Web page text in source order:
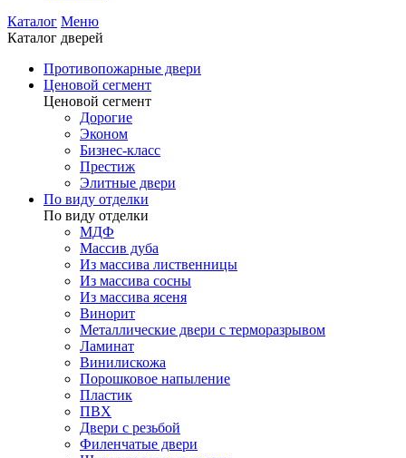
Каталог Меню
Каталог дверей
Противопожарные двери
Ценовой сегмент
Ценовой сегмент
Дорогие
Эконом
Бизнес-класс
Престиж
Элитные двери
По виду отделки
По виду отделки
МДФ
Массив дуба
Из массива лиственницы
Из массива сосны
Из массива ясеня
Винорит
Металлические двери с терморазрывом
Ламинат
Винилискожа
Порошковое напыление
Пластик
ПВХ
Двери с резьбой
Филенчатые двери